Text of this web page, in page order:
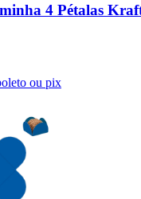
4 Pétalas
ou pix